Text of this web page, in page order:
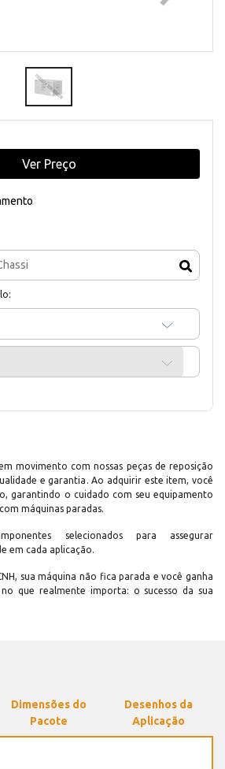
Ver Preço
movimento com nossas peças de reposição
e garantia. Ao adquirir este item, você
garantindo o cuidado com seu equipamento
máquinas paradas.
selecionados para assegurar
em cada aplicação.
sua máquina não fica parada e você ganha
que realmente importa: o sucesso da sua
Dimensões do
Pacote
Desenhos da
Aplicação